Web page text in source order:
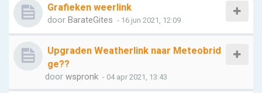
Grafieken weerlink
door BarateGites - 16 jun 2021, 12:09
Upgraden Weatherlink naar Meteobrid
ge??
door wspronk - 04 apr 2021, 13:43